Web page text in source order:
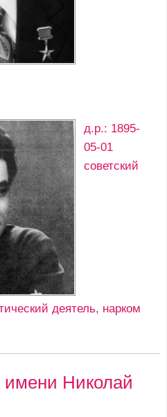
д.р.: 1895-
05-01
советский
деятель, нарком
имени Николай